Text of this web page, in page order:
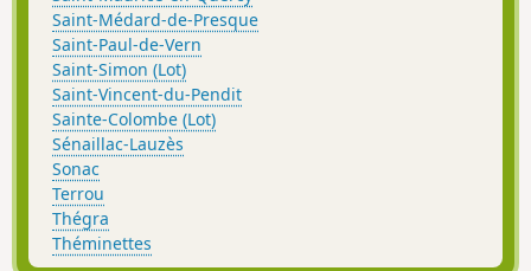
Saint-Médard-de-Presque
Saint-Paul-de-Vern
Saint-Simon (Lot)
Saint-Vincent-du-Pendit
Sainte-Colombe (Lot)
Sénaillac-Lauzès
Sonac
Terrou
Thégra
Théminettes